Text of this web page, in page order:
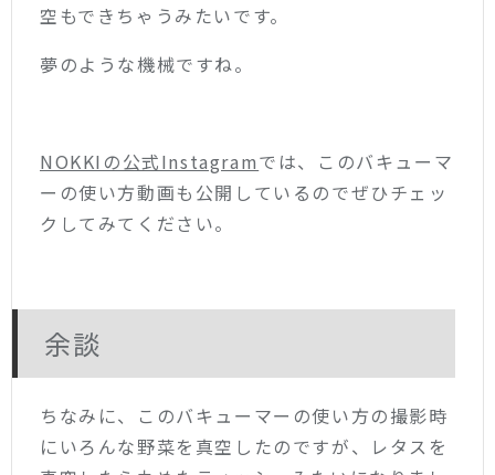
空もできちゃうみたいです。
夢のような機械ですね。
NOKKIの公式Instagramでは、このバキューマ
ーの使い方動画も公開しているのでぜひチェッ
クしてみてください。
余談
ちなみに、このバキューマーの使い方の撮影時
にいろんな野菜を真空したのですが、レタスを